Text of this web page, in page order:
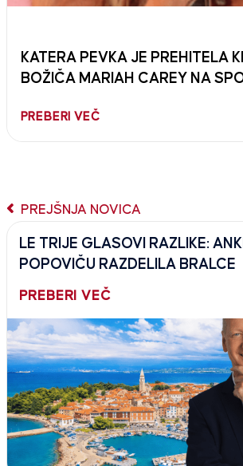
KATERA PEVKA JE PREHITELA
BOŽIČA MARIAH CAREY NA
PREBERI VEČ
PREJŠNJA NOVICA
LE TRIJE GLASOVI RAZLIKE:
POPOVIČU RAZDELILA BRALCE
PREBERI VEČ